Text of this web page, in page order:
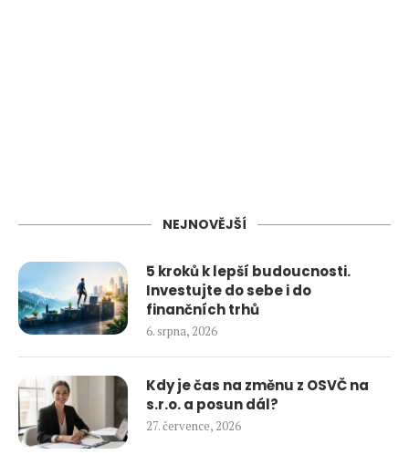
NEJNOVĚJŠÍ
5 kroků k lepší budoucnosti.
Investujte do sebe i do
finančních trhů
6. srpna, 2026
Kdy je čas na změnu z OSVČ na
s.r.o. a posun dál?
27. července, 2026